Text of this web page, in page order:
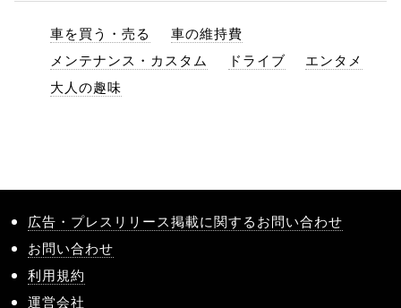
車を買う・売る
車の維持費
メンテナンス・カスタム
ドライブ
エンタメ
大人の趣味
広告・プレスリリース掲載に関するお問い合わせ
お問い合わせ
利用規約
運営会社